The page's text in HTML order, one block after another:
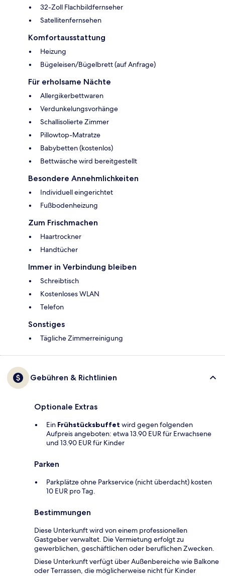
32-Zoll Flachbildfernseher
Satellitenfernsehen
Komfortausstattung
Heizung
Bügeleisen/Bügelbrett (auf Anfrage)
Für erholsame Nächte
Allergikerbettwaren
Verdunkelungsvorhänge
Schallisolierte Zimmer
Pillowtop-Matratze
Babybetten (kostenlos)
Bettwäsche wird bereitgestellt
Besondere Annehmlichkeiten
Individuell eingerichtet
Fußbodenheizung
Zum Frischmachen
Haartrockner
Handtücher
Immer in Verbindung bleiben
Schreibtisch
Kostenloses WLAN
Telefon
Sonstiges
Tägliche Zimmerreinigung
Gebühren & Richtlinien
Optionale Extras
Ein Frühstücksbuffet wird gegen folgenden
Aufpreis angeboten: etwa 13.90 EUR für Erwachsene
und 13.90 EUR für Kinder
Parken
Parkplätze ohne Parkservice (nicht überdacht) kosten
10 EUR pro Tag.
Bestimmungen
Diese Unterkunft wird von einem professionellen
Gastgeber verwaltet. Die Vermietung erfolgt zu
gewerblichen, geschäftlichen oder beruflichen Zwecken.
Diese Unterkunft verfügt über Außenbereiche wie Balkone
oder Terrassen, die möglicherweise nicht für Kinder